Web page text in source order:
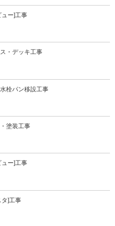
ー]工事
・デッキ工事
栓パン移設工事
塗装工事
ー]工事
タ]工事